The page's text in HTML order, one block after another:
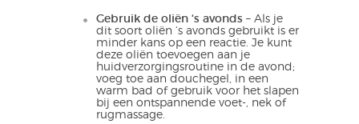
Gebruik de oliën ‘s avonds – Als je
dit soort oliën ‘s avonds gebruikt is er
minder kans op een reactie. Je kunt
deze oliën toevoegen aan je
huidverzorgingsroutine in de avond;
voeg toe aan douchegel, in een
warm bad of gebruik voor het slapen
bij een ontspannende voet-, nek of
rugmassage.